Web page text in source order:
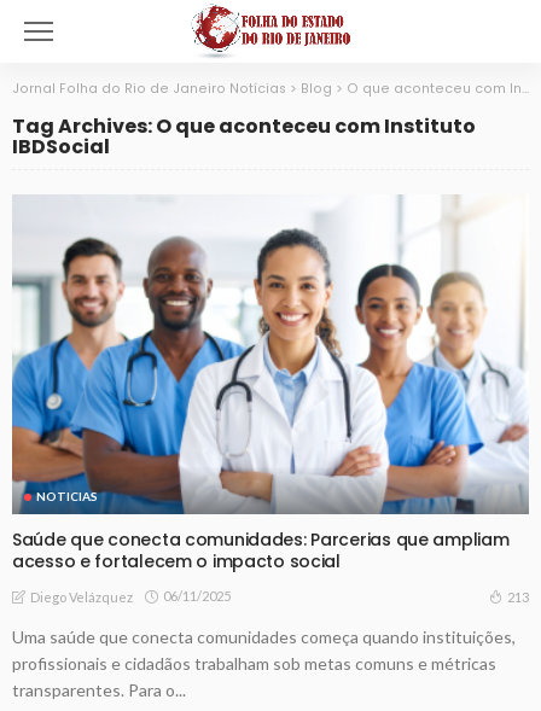
Jornal Folha do Rio de Janeiro Notícias > Blog > O que aconteceu com Instituto IBDSocial
Tag Archives: O que aconteceu com Instituto
IBDSocial
NOTICIAS
Saúde que conecta comunidades: Parcerias que ampliam
acesso e fortalecem o impacto social
Diego Velázquez 06/11/2025 213
Uma saúde que conecta comunidades começa quando instituições,
profissionais e cidadãos trabalham sob metas comuns e métricas
transparentes. Para o...